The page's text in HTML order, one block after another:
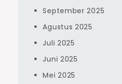
September 2025
Agustus 2025
Juli 2025
Juni 2025
Mei 2025